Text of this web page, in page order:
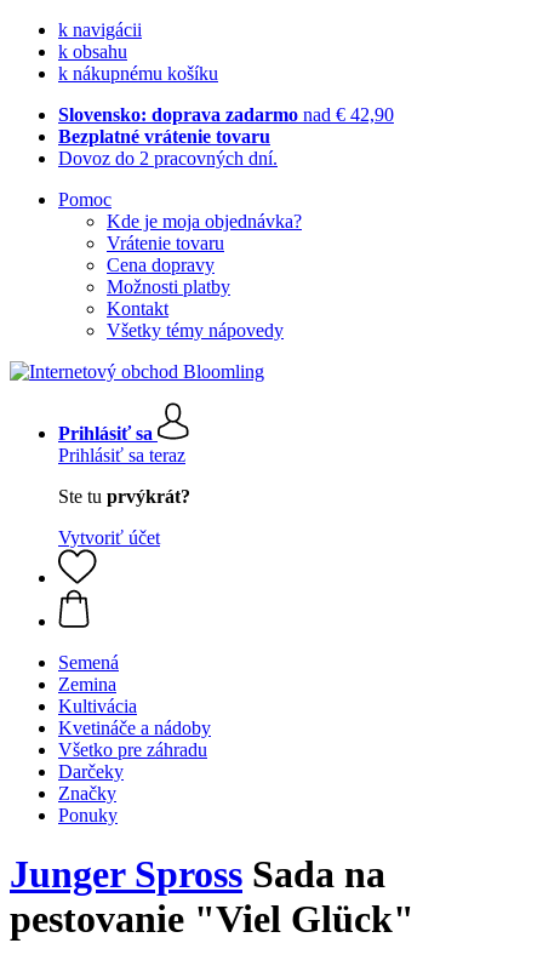
k navigácii
k obsahu
k nákupnému košíku
Slovensko: doprava zadarmo nad € 42,90
Bezplatné vrátenie tovaru
Dovoz do 2 pracovných dní.
Pomoc
Kde je moja objednávka?
Vrátenie tovaru
Cena dopravy
Možnosti platby
Kontakt
Všetky témy nápovedy
Prihlásiť sa
Prihlásiť sa teraz
Ste tu prvýkrát?
Vytvoriť účet
Semená
Zemina
Kultivácia
Kvetináče a nádoby
Všetko pre záhradu
Darčeky
Značky
Ponuky
Junger Spross Sada na
pestovanie "Viel Glück"